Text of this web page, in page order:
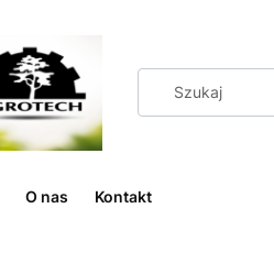
O nas Kontakt